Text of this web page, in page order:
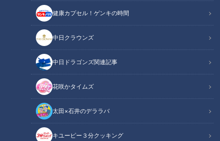
健康カプセル！ゲンキの時間
中日クラウンズ
中日ドラゴンズ関連記事
花咲かタイムズ
太田×石井のデララバ
キユーピー３分クッキング
画像『写真AC』よりスリッパ